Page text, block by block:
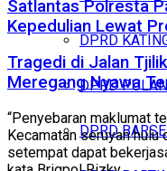
DPRD
DPRD
DPRD
Satlantas Polresta
Kepedulian Lewat
Tragedi di Jalan
Meregang Nyawa
“Penyebaran maklumat
Kecamatan seruyan hulu
setempat dapat